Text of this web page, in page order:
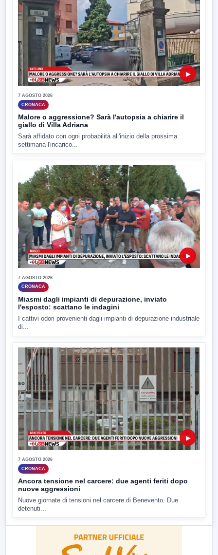
▶
7 AGOSTO 2026
CRONACA
Malore o aggressione? Sarà l'autopsia a chiarire il
giallo di Villa Adriana
Sarà affidato con ogni probabilità all'inizio della prossima
settimana l'incarico...
▶
7 AGOSTO 2026
CRONACA
Miasmi dagli impianti di depurazione, inviato
l'esposto: scattano le indagini
I cattivi odori provenienti dagli impianti di depurazione industriale
di...
▶
7 AGOSTO 2026
CRONACA
Ancora tensione nel carcere: due agenti feriti dopo
nuove aggressioni
Nuove giornate di tensioni nel carcere di Benevento. Due
detenuti...